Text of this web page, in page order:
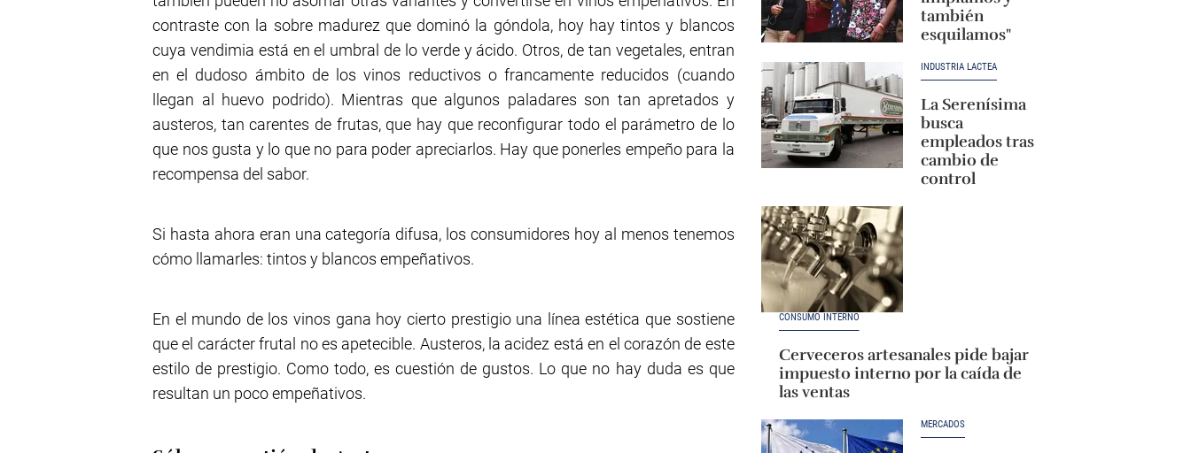
contraste con la sobre madurez que dominó la góndola, hoy hay tintos y blancos
cuya vendimia está en el umbral de lo verde y ácido. Otros, de tan vegetales, entran
en el dudoso ámbito de los vinos reductivos o francamente reducidos (cuando
llegan al huevo podrido). Mientras que algunos paladares son tan apretados y
austeros, tan carentes de frutas, que hay que reconfigurar todo el parámetro de lo
que nos gusta y lo que no para poder apreciarlos. Hay que ponerles empeño para la
recompensa del sabor.
Si hasta ahora eran una categoría difusa, los consumidores hoy al menos tenemos
cómo llamarles: tintos y blancos empeñativos.
En el mundo de los vinos gana hoy cierto prestigio una línea estética que sostiene
que el carácter frutal no es apetecible. Austeros, la acidez está en el corazón de este
estilo de prestigio. Como todo, es cuestión de gustos. Lo que no hay duda es que
resultan un poco empeñativos.
también
esquilamos"
INDUSTRIA LÁCTEA
La Serenísima
busca
empleados tras
cambio de
control
CONSUMO INTERNO
Cerveceros artesanales pide bajar
impuesto interno por la caída de
las ventas
MERCADOS